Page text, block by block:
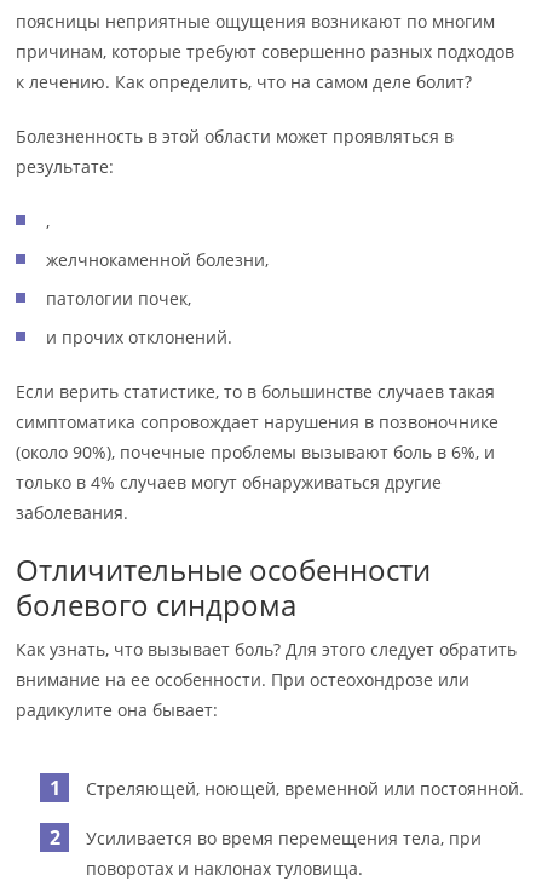
поясницы неприятные ощущения возникают по многим
причинам, которые требуют совершенно разных подходов
к лечению. Как определить, что на самом деле болит?
Болезненность в этой области может проявляться в
результате:
,
желчнокаменной болезни,
патологии почек,
и прочих отклонений.
Если верить статистике, то в большинстве случаев такая
симптоматика сопровождает нарушения в позвоночнике
(около 90%), почечные проблемы вызывают боль в 6%, и
только в 4% случаев могут обнаруживаться другие
заболевания.
Отличительные особенности
болевого синдрома
Как узнать, что вызывает боль? Для этого следует обратить
внимание на ее особенности. При остеохондрозе или
радикулите она бывает:
Стреляющей, ноющей, временной или постоянной.
Усиливается во время перемещения тела, при
поворотах и наклонах туловища.